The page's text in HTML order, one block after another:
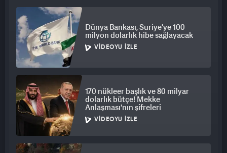
Dünya Bankası, Suriye'ye 100
milyon dolarlık hibe sağlayacak
VIDEOYU İZLE
170 nükleer başlık ve 80 milyar
dolarlık bütçe! Mekke
Anlaşması'nın şifreleri
VIDEOYU İZLE